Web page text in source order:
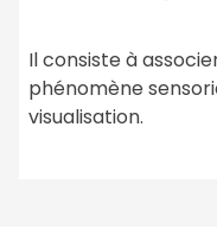
Il consiste à
phénomène
visualisation.